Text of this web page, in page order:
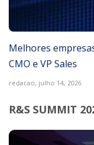
Melhores
CMO e VP Sales
redacao, julho 14, 2026
R&S SUMMIT